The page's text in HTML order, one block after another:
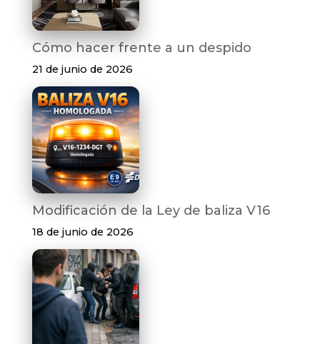
Cómo hacer frente a un despido
21 de junio de 2026
Modificación de la Ley de baliza V16
18 de junio de 2026